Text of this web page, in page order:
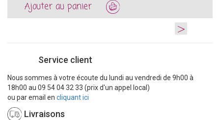
Ajouter au panier
>
Service client
Nous sommes à votre écoute du lundi au vendredi de 9h00 à
18h00 au 09 54 04 32 33 (prix d'un appel local)
ou par email en cliquant ici
Livraisons